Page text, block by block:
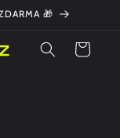
🎁
Košík